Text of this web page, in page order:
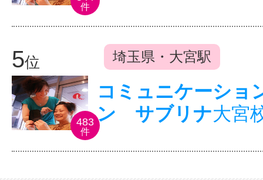
件
5位 埼玉県・大宮駅
483
件
コミュニケーショ
ン サブリナ大宮